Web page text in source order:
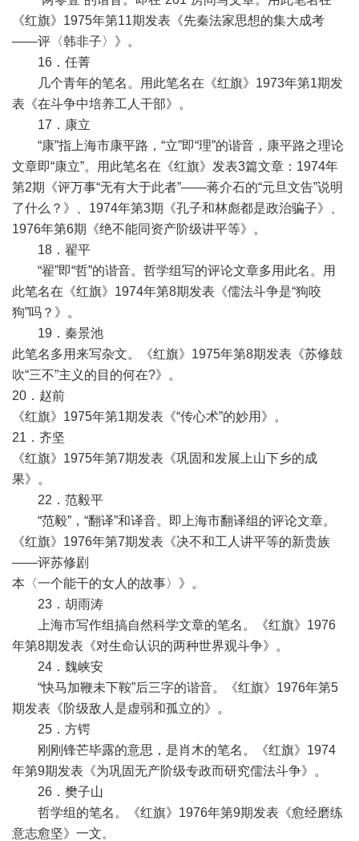
《红旗》1975年第11期发表《先秦法家思想的集大成考
——评〈韩非子〉》。
16．任菁
几个青年的笔名。用此笔名在《红旗》1973年第1期发
表《在斗争中培养工人干部》。
17．康立
“康”指上海市康平路，“立”即“理”的谐音，康平路之理论
文章即“康立”。用此笔名在《红旗》发表3篇文章：1974年
第2期《评万事“无有大于此者”——蒋介石的“元旦文告”说明
了什么？》、1974年第3期《孔子和林彪都是政治骗子》、
1976年第6期《绝不能同资产阶级讲平等》。
18．翟平
“翟”即“哲”的谐音。哲学组写的评论文章多用此名。用
此笔名在《红旗》1974年第8期发表《儒法斗争是“狗咬
狗”吗？》。
19．秦景池
此笔名多用来写杂文。《红旗》1975年第8期发表《苏修鼓
吹“三不”主义的目的何在?》。
20．赵前
《红旗》1975年第1期发表《“传心术”的妙用》。
21．齐坚
《红旗》1975年第7期发表《巩固和发展上山下乡的成
果》。
22．范毅平
“范毅”，“翻译”和译音。即上海市翻译组的评论文章。
《红旗》1976年第7期发表《决不和工人讲平等的新贵族
——评苏修剧
本〈一个能干的女人的故事〉》。
23．胡雨涛
上海市写作组搞自然科学文章的笔名。《红旗》1976
年第8期发表《对生命认识的两种世界观斗争》。
24．魏峡安
“快马加鞭未下鞍”后三字的谐音。《红旗》1976年第5
期发表《阶级敌人是虚弱和孤立的》。
25．方锷
刚刚锋芒毕露的意思，是肖木的笔名。《红旗》1974
年第9期发表《为巩固无产阶级专政而研究儒法斗争》。
26．樊子山
哲学组的笔名。《红旗》1976年第9期发表《愈经磨练
意志愈坚》一文。